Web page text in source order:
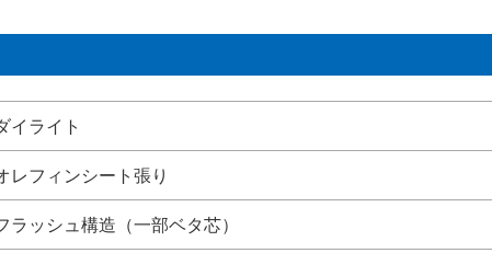
イライト
レフィンシート張り
ラッシュ構造（一部ベタ芯）